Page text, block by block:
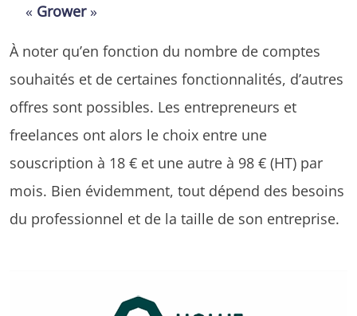
« Grower»
À noter qu’en fonction du nombre de comptes
souhaités et de certaines fonctionnalités, d’autres
offres sont possibles. Les entrepreneurs et
freelances ont alors le choix entre une
souscription à 18 € et une autre à 98 € (HT) par
mois. Bien évidemment, tout dépend des besoins
du professionnel et de la taille de son entreprise.